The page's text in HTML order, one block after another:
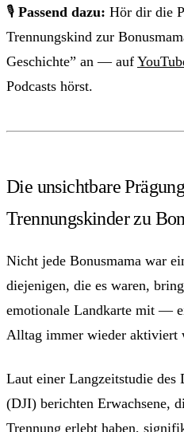
🎙 Passend dazu: Hör dir die
Trennungskind zur
Geschichte” an — auf
Podcasts hörst.
Die unsichtbare
Trennungskinder zu
Nicht jede Bonusmama war
diejenigen, die es waren,
emotionale Landkarte mit —
Alltag immer wieder aktiviert
Laut einer Langzeitstudie des
(DJI) berichten Erwachsene,
Trennung erlebt haben,